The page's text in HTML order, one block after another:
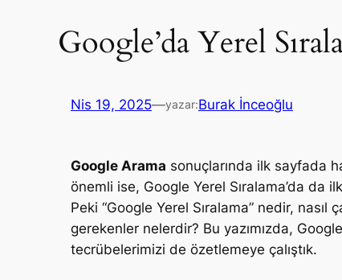
Google’da Yerel
Nis 19, 2025—yazar:Burak İnceoğlu
Google Arama sonuçlarında ilk sayfada
önemli ise, Google Yerel Sıralama’da
Peki “Google Yerel Sıralama” nedir, nasıl
gerekenler nelerdir? Bu yazımızda,
tecrübelerimizi de özetlemeye çalıştık.